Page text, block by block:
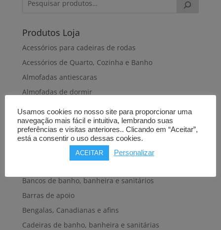
Produtos Loja
Acessórios para cadeiras de rodas
Acessórios de Quarto, Cozinha e Banho
Almofadas antiescaras
Almofadas de dormir
Almofadas de posicionamento
Alteadores de sanita
Andadeiras, Andarilhos
Apoios de braços
Bancos de banho, banheira e sanitários
Barras de apoio
Bengalas, Canadianas e afins
Cadeiras de banho, banheira e sanitárias
Usamos cookies no nosso site para proporcionar uma
navegação mais fácil e intuitiva, lembrando suas
preferências e visitas anteriores.. Clicando em “Aceitar”,
está a consentir o uso dessas cookies.
ACEITAR Personalizar